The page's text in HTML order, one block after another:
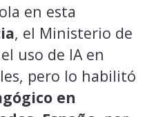
en esta
, el Ministerio de
uso de IA en
pero lo habilitó
en